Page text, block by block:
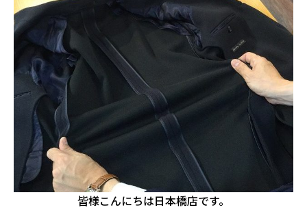
皆様こんにちは日本橋店です。